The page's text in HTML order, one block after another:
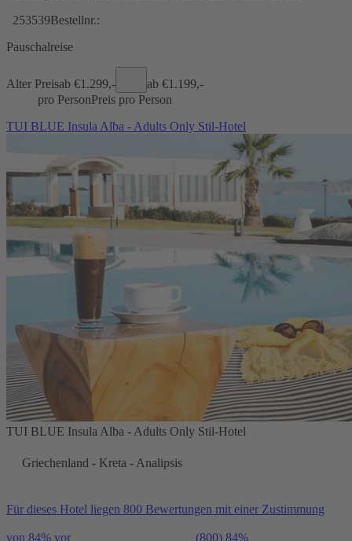
253539Bestellnr.:
Pauschalreise
Alter Preisab €1.299,- ab €1.199,-
pro PersonPreis pro Person
TUI BLUE Insula Alba - Adults Only Stil-Hotel
TUI BLUE Insula Alba - Adults Only Stil-Hotel
Griechenland - Kreta - Analipsis
Für dieses Hotel liegen 800 Bewertungen mit einer Zustimmung
von 84% vor (800) 84%